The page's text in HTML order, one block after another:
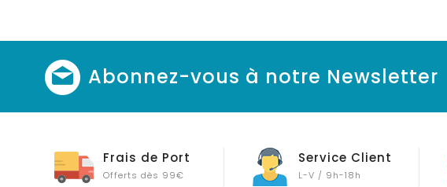
Abonnez-vous à notre Newsletter
Frais de Port
Offerts dès 99€
Service Client
L-V / 9h-18h